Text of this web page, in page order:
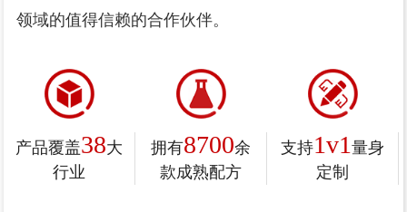
领域的值得信赖的合作伙伴。
产品覆盖38大
行业
拥有8700余
款成熟配方
支持1v1 量身
定制